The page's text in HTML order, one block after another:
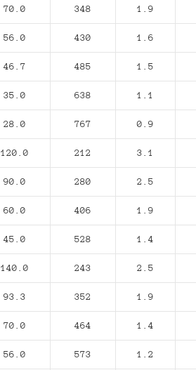
70.0 348 1.9
56.0 430 1.6
46.7 485 1.5
35.0 638 1.1
28.0 767 0.9
120.0 212 3.1
90.0 280 2.5
60.0 406 1.9
45.0 528 1.4
140.0 243 2.5
93.3 352 1.9
70.0 464 1.4
56.0 573 1.2